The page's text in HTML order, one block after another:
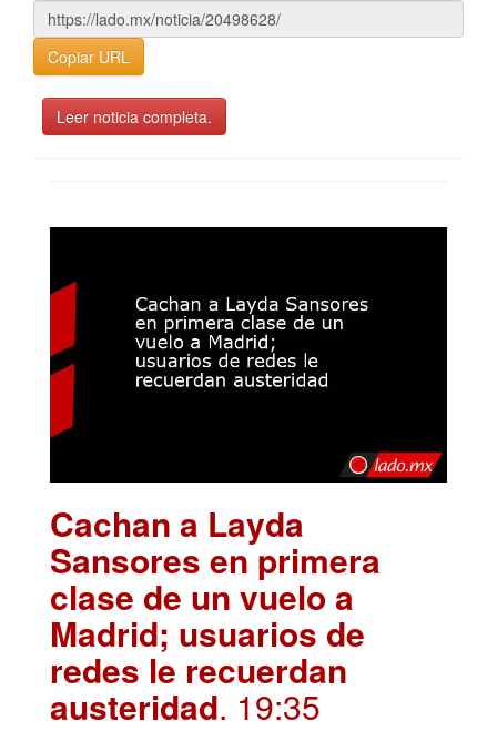
Copiar URL
Leer noticia completa.
Cachan a Layda
Sansores en primera
clase de un vuelo a
Madrid; usuarios de
redes le recuerdan
austeridad. 19:35